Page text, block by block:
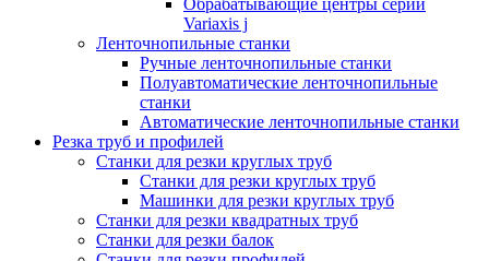
Variaxis j
Ленточнопильные станки
Ручные ленточнопильные станки
Полуавтоматические ленточнопильные
станки
Автоматические ленточнопильные станки
Резка труб и профилей
Станки для резки круглых труб
Станки для резки круглых труб
Машинки для резки круглых труб
Станки для резки квадратных труб
Станки для резки балок